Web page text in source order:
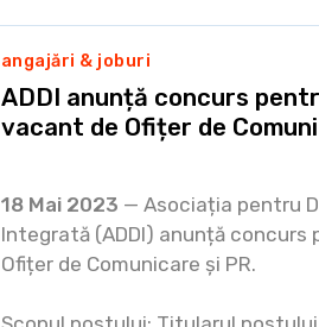
angajări & joburi
ADDI anunță concurs
vacant de Ofițer de
18 Mai 2023 — Asociația pentru
Integrată (ADDI) anunță
Ofițer de Comunicare și PR.